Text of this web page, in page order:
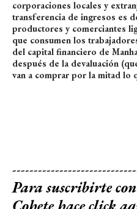
corporaciones locales y
transferencia de ingresos es
productores y comerciantes
que consumen los
del capital financiero de
después de la devaluación
van a comprar por la mitad lo
Para suscribirte